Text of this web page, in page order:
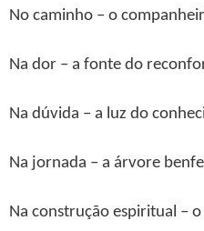
No caminho – o
Na dor – a fonte do
Na dúvida – a luz do
Na jornada – a árvore
Na construção espiritual –